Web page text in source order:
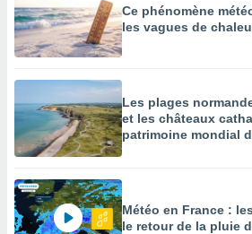
Ce phénomène
les vagues de
Les plages
et les châteaux
patrimoine mondial
Météo en France :
le retour de la pluie